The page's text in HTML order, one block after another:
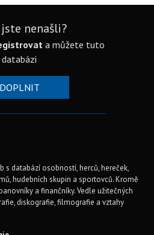
nenašli?
a můžete tuto
databázi
DOPLNIT
s databází osobností, herců, hereček,
hudebních skupin a sportovců. Kromě
a finančníky. Vedle užitečných
diskografie, filmografie a vztahy